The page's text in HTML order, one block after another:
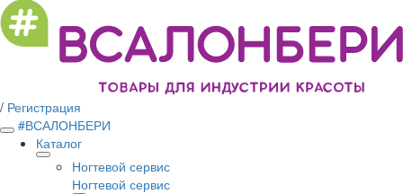
/ Регистрация
#ВСАЛОНБЕРИ
Каталог
Ногтевой сервис
Ногтевой сервис